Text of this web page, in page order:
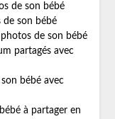
de son bébé
de son bébé
de son bébé
partagés avec
bébé avec
à partager en